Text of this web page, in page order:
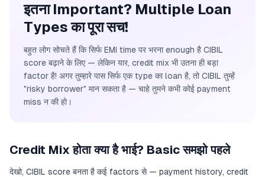
इतना Important? Multiple Loan
Types का पूरा सच!
बहुत लोग सोचते हैं कि सिर्फ EMI time पर भरना enough है CIBIL
score बढ़ाने के लिए — लेकिन यार, credit mix भी उतना ही बड़ा
factor है! अगर तुम्हारे पास सिर्फ एक type का loan है, तो CIBIL तुम्हें
"risky borrower" मान सकता है — चाहे तुमने कभी कोई payment
miss न की हो।
Credit Mix होता क्या है भाई? Basic समझो पहले
देखो, CIBIL score बनता है कई factors से — payment history, credit